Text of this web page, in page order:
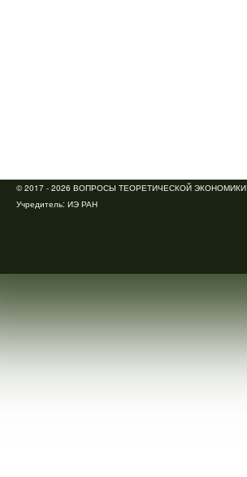
© 2017 - 2026 ВОПРОСЫ ТЕОРЕТИЧЕСКОЙ ЭКОНОМИКИ
Учредитель: ИЭ РАН